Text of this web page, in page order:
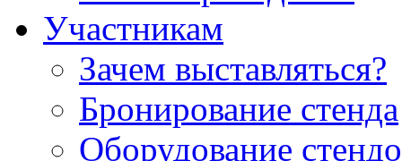
Участникам
Зачем выставляться?
Бронирование стенда
Оборудование